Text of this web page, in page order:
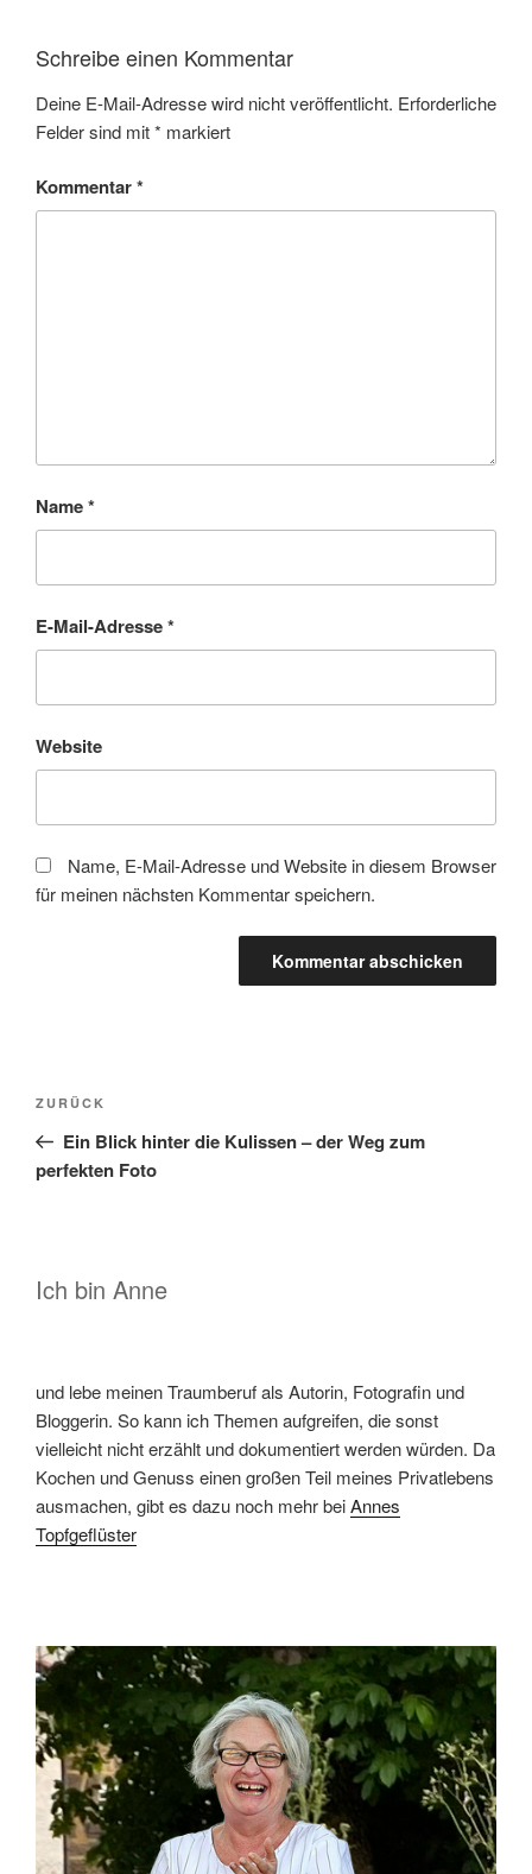
Schreibe einen Kommentar
Deine E-Mail-Adresse wird nicht veröffentlicht. Erforderliche
Felder sind mit* markiert
Kommentar*
Name*
E-Mail-Adresse*
Website
Name, E-Mail-Adresse und Website in diesem Browser
für meinen nächsten Kommentar speichern.
Beitragsnavigation
Vorheriger
Beitrag
ZURÜCK
Ein Blick hinter die Kulissen – der Weg zum
perfekten Foto
Ich bin Anne
und lebe meinen Traumberuf als Autorin, Fotografin und
Bloggerin. So kann ich Themen aufgreifen, die sonst
vielleicht nicht erzählt und dokumentiert werden würden. Da
Kochen und Genuss einen großen Teil meines Privatlebens
ausmachen, gibt es dazu noch mehr beiAnnes
Topfgeflüster